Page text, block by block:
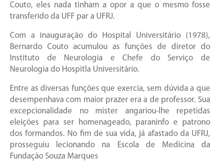
Couto, eles nada tinham a opor a que o mesmo fosse
transferido da UFF par a UFRJ.
Com a inauguração do Hospital Universitário (1978),
Bernardo Couto acumulou as funções de diretor do
Instituto de Neurologia e Chefe do Serviço de
Neurologia do Hospitla Universitário.
Entre as diversas funções que exercia, sem dúvida a que
desempenhava com maior prazer era a de professor. Sua
excepcionalidade no mister angariou-lhe repetidas
eleições para ser homenageado, paraninfo e patrono
dos formandos. No fim de sua vida, já afastado da UFRJ,
prosseguiu lecionando na Escola de Medicina da
Fundação Souza Marques